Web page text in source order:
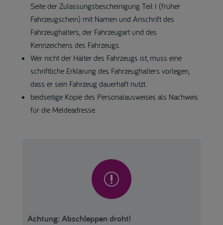
Seite der Zulassungsbescheinigung Teil I (früher
Fahrzeugschein) mit Namen und Anschrift des
Fahrzeughalters, der Fahrzeugart und des
Kennzeichens des Fahrzeugs.
Wer nicht der Halter des Fahrzeugs ist, muss eine
schriftliche Erklärung des Fahrzeughalters vorlegen,
dass er sein Fahrzeug dauerhaft nutzt.
beidseitige Kopie des Personalausweises als Nachweis
für die Meldeadresse
r
Achtung: Abschleppen droht!